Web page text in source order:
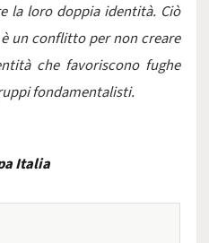
la loro doppia identità. Ciò
un conflitto per non creare
che favoriscono fughe
fondamentalisti.
Italia